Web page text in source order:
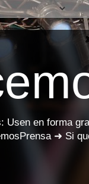
en forma
➜ Si